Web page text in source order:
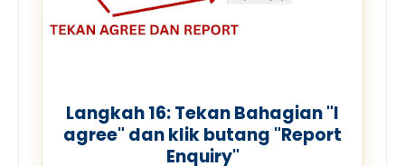
Langkah 16: Tekan Bahagian "I
agree" dan klik butang "Report
Enquiry"